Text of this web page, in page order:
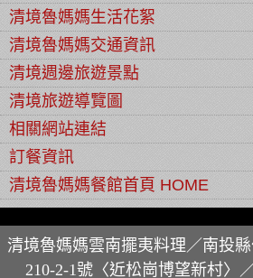
清境魯媽媽生活花絮
清境魯媽媽交通資訊
清境週邊旅遊景點
清境旅遊導覽圖
相關網站連結
訂餐資訊
清境魯媽媽餐館首頁 HOME
清境魯媽媽雲南擺夷料理／南投
210-2-1號〈近松崗博望新村〉／